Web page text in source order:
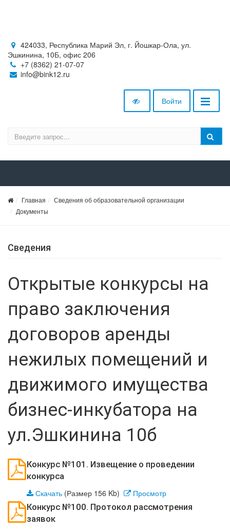
424033, Республика Марий Эл, г. Йошкар-Ола, ул.
Эшкинина, 10Б, офис 206
+7 (8362) 21-07-07
info@bink12.ru
Войти
Главная
Сведения об образовательной организации
Документы
Сведения
Открытые конкурсы на
право заключения
договоров аренды
нежилых помещений и
движимого имущества
бизнес-инкубатора на
ул.Эшкинина 10б
Конкурс №101. Извещение о проведении
конкурса
Скачать (Размер 156 Kb)
Просмотр
Конкурс №100. Протокол рассмотрения
заявок